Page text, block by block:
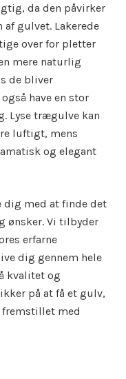
da den påvirker
af gulvet. Lakerede
over for pletter
mere naturlig
de bliver
have en stor
Lyse trægulve kan
luftigt, mens
og elegant
med at finde det
ønsker. Vi tilbyder
erfarne
dig gennem hele
kvalitet og
på at få et gulv,
fremstillet med